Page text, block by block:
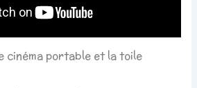
cinéma portable et la toile